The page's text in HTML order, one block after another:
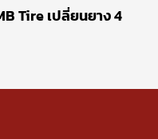
Tire เปลี่ยนยาง 4